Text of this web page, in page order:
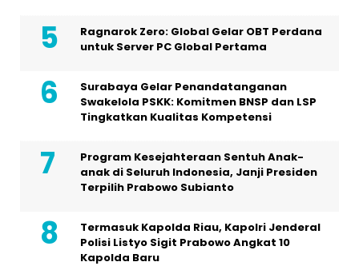
Ragnarok Zero: Global Gelar OBT Perdana
untuk Server PC Global Pertama
Surabaya Gelar Penandatanganan
Swakelola PSKK: Komitmen BNSP dan LSP
Tingkatkan Kualitas Kompetensi
Program Kesejahteraan Sentuh Anak-
anak di Seluruh Indonesia, Janji Presiden
Terpilih Prabowo Subianto
Termasuk Kapolda Riau, Kapolri Jenderal
Polisi Listyo Sigit Prabowo Angkat 10
Kapolda Baru